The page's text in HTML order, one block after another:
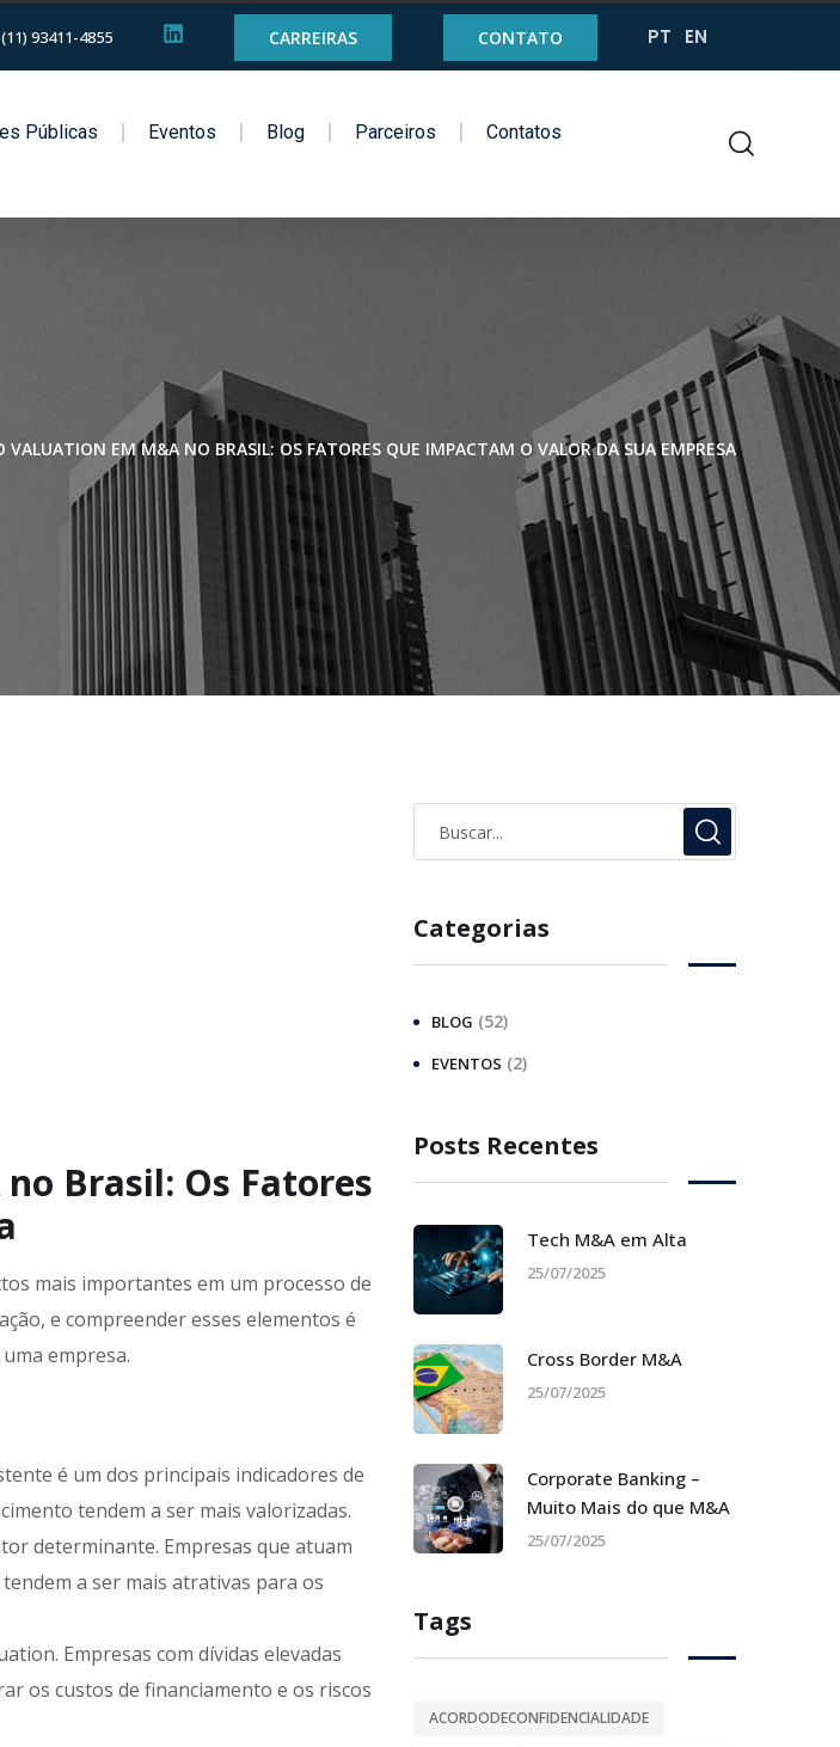
93411-4855 CARREIRAS CONTATO PT EN
Públicas Eventos Blog Parceiros Contatos
VALUATION EM M&A NO BRASIL: OS FATORES QUE IMPACTAM O VALOR DA SUA EMPRESA
Brasil: Os Fatores
mais importantes em um processo de
e compreender esses elementos é
empresa.
é um dos principais indicadores de
tendem a ser mais valorizadas.
determinante. Empresas que atuam
a ser mais atrativas para os
Empresas com dívidas elevadas
os custos de financiamento e os riscos
Categorias
BLOG (52)
EVENTOS (2)
Posts Recentes
Tech M&A em Alta
25/07/2025
Cross Border M&A
25/07/2025
Corporate Banking –
Muito Mais do que M&A
25/07/2025
Tags
ACORDODECONFIDENCIALIDADE